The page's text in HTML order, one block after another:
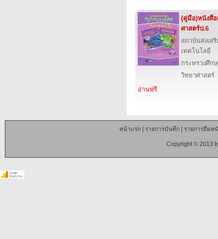
(คู่มือ)หนังสื
ศาสตร์ป.6
สถาบันส่งเส
เทคโนโลยี
กระทรวงศึก
วิทยาศาสตร์
อ่านฟรี
หน้าแรก| รายการบันทึก| รายการยืมห
Copyright © 2013